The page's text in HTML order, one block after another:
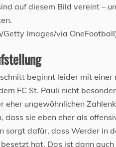
auf diesem Bild vereint –
Getty Images/via
beginnt leider mit
FC St. Pauli nicht
eher ungewöhnlichen
dass sie eben eher als
sorgt dafür, dass Werder in
hat. Das ist dann